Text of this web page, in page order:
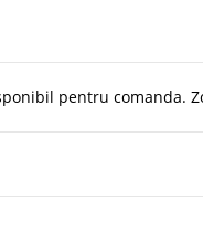
pentru comanda.